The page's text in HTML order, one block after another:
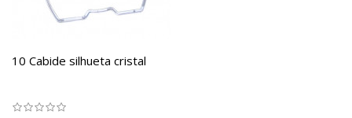
10 Cabide silhueta cristal